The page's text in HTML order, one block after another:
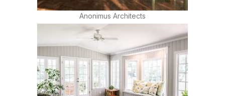
Anonimus Architects